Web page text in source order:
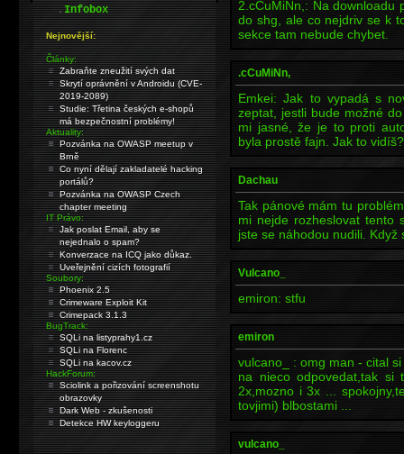
2.cCuMiNn,: Na downloadu
do shg, ale co nejdriv se k
sekce tam nebude chybet.
.cCuMiNn,
Emkei: Jak to vypadá s
zeptat, jestli bude možné
mi jasné, že je to proti
byla prostě fajn. Jak to vidíš?
Dachau
Tak pánové mám tu
mi nejde rozheslovat tento
jste se náhodou nudili.
Vulcano_
emiron: stfu
emiron
vulcano_ : omg man - cital
na nieco odpovedat,tak si
2x,mozno i 3x ...
tovjimi) blbostami ...
vulcano_
.Infobox
Nejnovější:
Články:
Zabraňte zneužití svých dat
Skrytí oprávnění v Androidu (CVE-
2019-2089)
Studie: Třetina českých e-shopů
má bezpečnostní problémy!
Aktuality:
Pozvánka na OWASP meetup v
Brně
Co nyní dělají zakladatelé hacking
portálů?
Pozvánka na OWASP Czech
chapter meeting
IT Právo:
Jak poslat Email, aby se
nejednalo o spam?
Konverzace na ICQ jako důkaz.
Uveřejnění cizích fotografií
Soubory:
Phoenix 2.5
Crimeware Exploit Kit
Crimepack 3.1.3
BugTrack:
SQLi na listyprahy1.cz
SQLi na Florenc
SQLi na kacov.cz
HackForum:
Sciolink a pořizování screenshotu
obrazovky
Dark Web - zkušenosti
Detekce HW keyloggeru